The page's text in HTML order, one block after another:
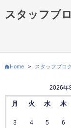
スタッフブ
Home > スタッフブロ
2026年
月 火 水 木
3
4 5 6